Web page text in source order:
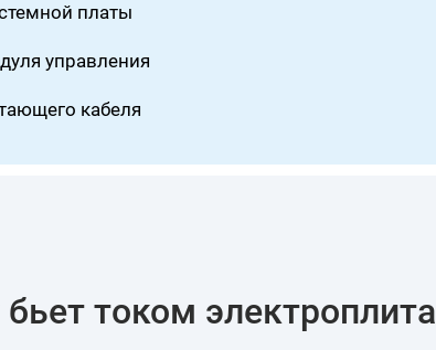
платы
управления
кабеля
током электроплита